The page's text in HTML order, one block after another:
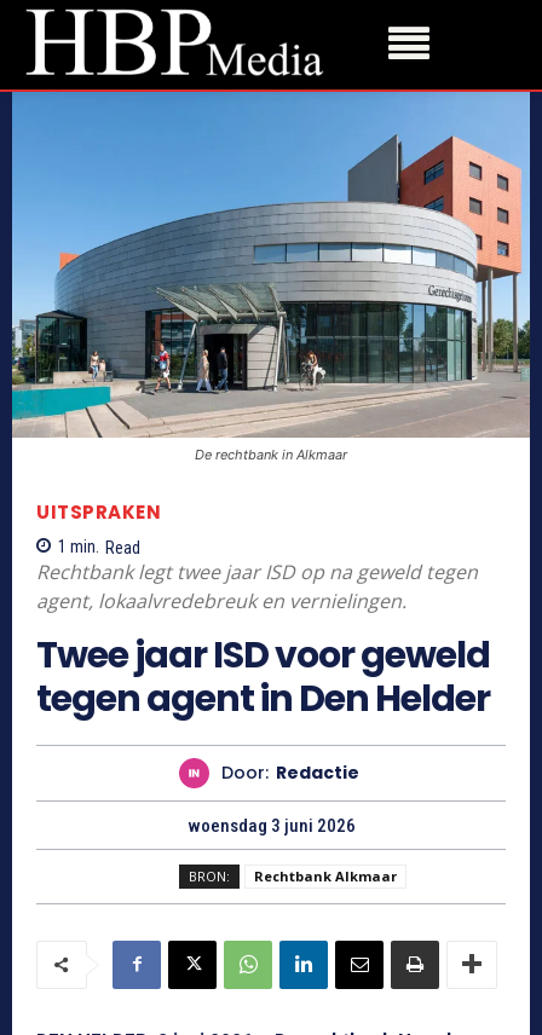
De rechtbank in Alkmaar
UITSPRAKEN
1 min. Read
Rechtbank legt twee jaar ISD op na geweld tegen
agent, lokaalvredebreuk en vernielingen.
Twee jaar ISD voor geweld
tegen agent in Den Helder
Door: Redactie
woensdag 3 juni 2026
BRON: Rechtbank Alkmaar